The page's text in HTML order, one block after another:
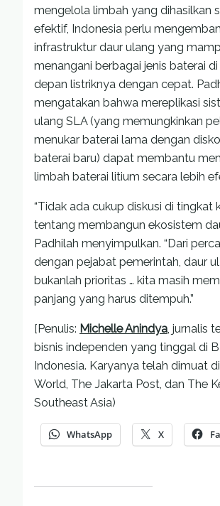
mengelola limbah yang dihasilkan
efektif, Indonesia perlu
infrastruktur daur ulang yang
menangani berbagai jenis baterai
depan listriknya dengan cepat.
mengatakan bahwa mereplikasi
ulang SLA (yang memungkinkan
menukar baterai lama dengan
baterai baru) dapat membantu
limbah baterai litium secara lebih
“Tidak ada cukup diskusi di tingkat
tentang membangun ekosistem
Padhilah menyimpulkan. “Dari
dengan pejabat pemerintah, daur
bukanlah prioritas … kita masih
panjang yang harus ditempuh.”
[Penulis: Michelle Anindya, jurnalis
bisnis independen yang tinggal di
Indonesia. Karyanya telah dimuat
World, The Jakarta Post, dan The
Southeast Asia)
WhatsApp X